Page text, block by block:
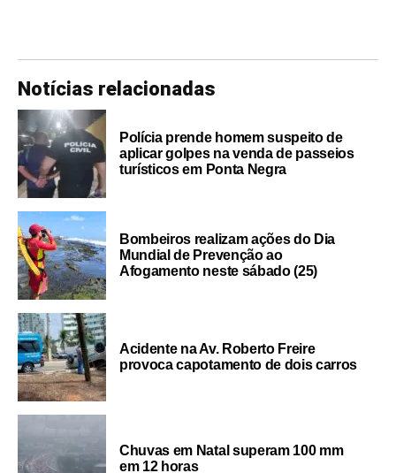
Notícias relacionadas
Polícia prende homem suspeito de
aplicar golpes na venda de passeios
turísticos em Ponta Negra
Bombeiros realizam ações do Dia
Mundial de Prevenção ao
Afogamento neste sábado (25)
Acidente na Av. Roberto Freire
provoca capotamento de dois carros
Chuvas em Natal superam 100 mm
em 12 horas